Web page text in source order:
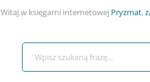
Witaj w księgarni internetowej Pryzmat,